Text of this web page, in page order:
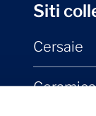
Siti
Cersaie